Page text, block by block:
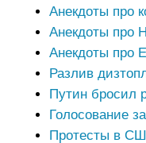
Анекдоты про
Анекдоты про
Анекдоты про
Разлив
Путин бросил
Голосование
Протесты в